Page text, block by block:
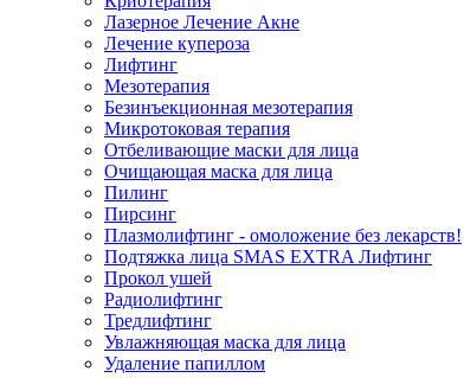
Лазерное Лечение Акне
Лечение купероза
Лифтинг
Мезотерапия
Безинъекционная мезотерапия
Микротоковая терапия
Отбеливающие маски для лица
Очищающая маска для лица
Пилинг
Пирсинг
Плазмолифтинг - омоложение без лекарств!
Подтяжка лица SMAS EXTRA Лифтинг
Прокол ушей
Радиолифтинг
Тредлифтинг
Увлажняющая маска для лица
Удаление папиллом